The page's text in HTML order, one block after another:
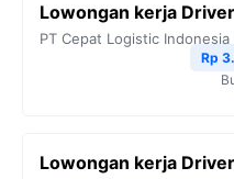
Lowongan kerja
PT Cepat Logistic Indonesia
Rp
Lowongan kerja